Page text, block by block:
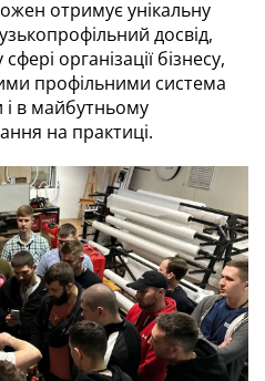
отримує унікальну
досвід,
організації бізнесу,
профільними система
і в майбутньому
на практиці.